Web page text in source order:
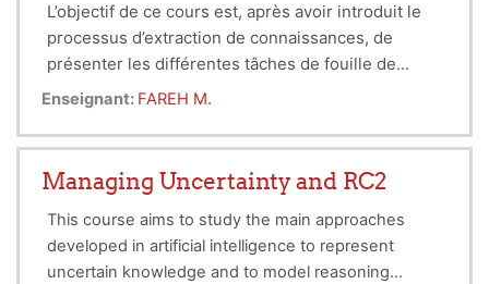
L’objectif de ce cours est, après avoir introduit le
processus d’extraction de connaissances, de
présenter les différentes tâches de fouille de
données ainsi que les algorithmes populaires
l'extraction de connaissances à partir des
données.
Enseignant: FAREH M.
Managing Uncertainty and RC2
This course aims to study the main approaches
developed in artificial intelligence to represent
uncertain knowledge and to model reasoning